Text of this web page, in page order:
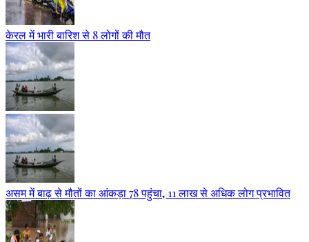
केरल में भारी बारिश से 8 लोगों की मौत
असम में बाढ़ से मौतों का आंकड़ा 78 पहुंचा, 11 लाख से अधिक लोग प्रभावित